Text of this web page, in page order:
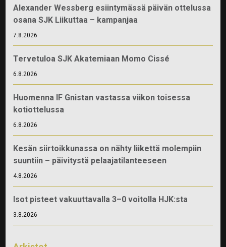
Alexander Wessberg esiintymässä päivän ottelussa
osana SJK Liikuttaa – kampanjaa
7.8.2026
Tervetuloa SJK Akatemiaan Momo Cissé
6.8.2026
Huomenna IF Gnistan vastassa viikon toisessa
kotiottelussa
6.8.2026
Kesän siirtoikkunassa on nähty liikettä molempiin
suuntiin – päivitystä pelaajatilanteeseen
4.8.2026
Isot pisteet vakuuttavalla 3–0 voitolla HJK:sta
3.8.2026